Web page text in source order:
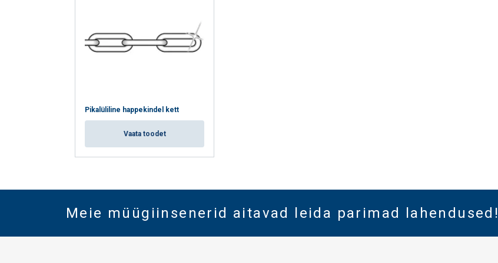
Pikalüliline happekindel kett
Vaata toodet
Meie müügiinsenerid aitavad leida parimad lahendused!